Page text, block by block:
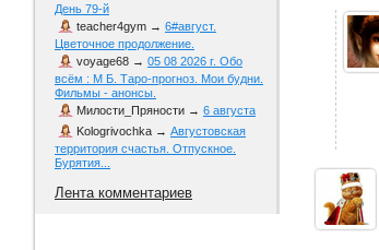
День 79-й
teacher4gym → 6#август.
Цветочное продолжение.
voyage68 → 05 08 2026 г. Обо
всём : М Б. Таро-прогноз. Мои будни.
Фильмы - анонсы.
Милости_Пряности → 6 августа
Kologrivochka → Августовская
территория счастья. Отпускное.
Бурятия...
Лента комментариев